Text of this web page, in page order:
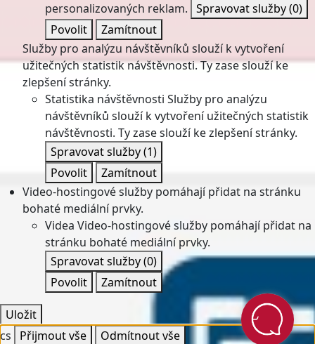
personalizovaných reklam. Spravovat služby(0)
Povolit
Zamítnout
Služby pro analýzu návštěvníků slouží k vytvoření
užitečných statistik návštěvnosti. Ty zase slouží ke
zlepšení stránky.
Statistika návštěvnosti Služby pro analýzu
návštěvníků slouží k vytvoření užitečných statistik
návštěvnosti. Ty zase slouží ke zlepšení stránky.
Spravovat služby(1)
Povolit
Zamítnout
Video-hostingové služby pomáhají přidat na stránku
bohaté mediální prvky.
Videa Video-hostingové služby pomáhají přidat na
stránku bohaté mediální prvky.
Spravovat služby(0)
Povolit
Zamítnout
Uložit
cs
Přijmout vše Odmítnout vše